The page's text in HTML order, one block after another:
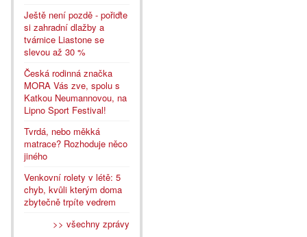
Ještě není pozdě - pořiďte
si zahradní dlažby a
tvárnice Liastone se
slevou až 30 %
Česká rodinná značka
MORA Vás zve, spolu s
Katkou Neumannovou, na
Lipno Sport Festival!
Tvrdá, nebo měkká
matrace? Rozhoduje něco
jiného
Venkovní rolety v létě: 5
chyb, kvůli kterým doma
zbytečně trpíte vedrem
>> všechny zprávy